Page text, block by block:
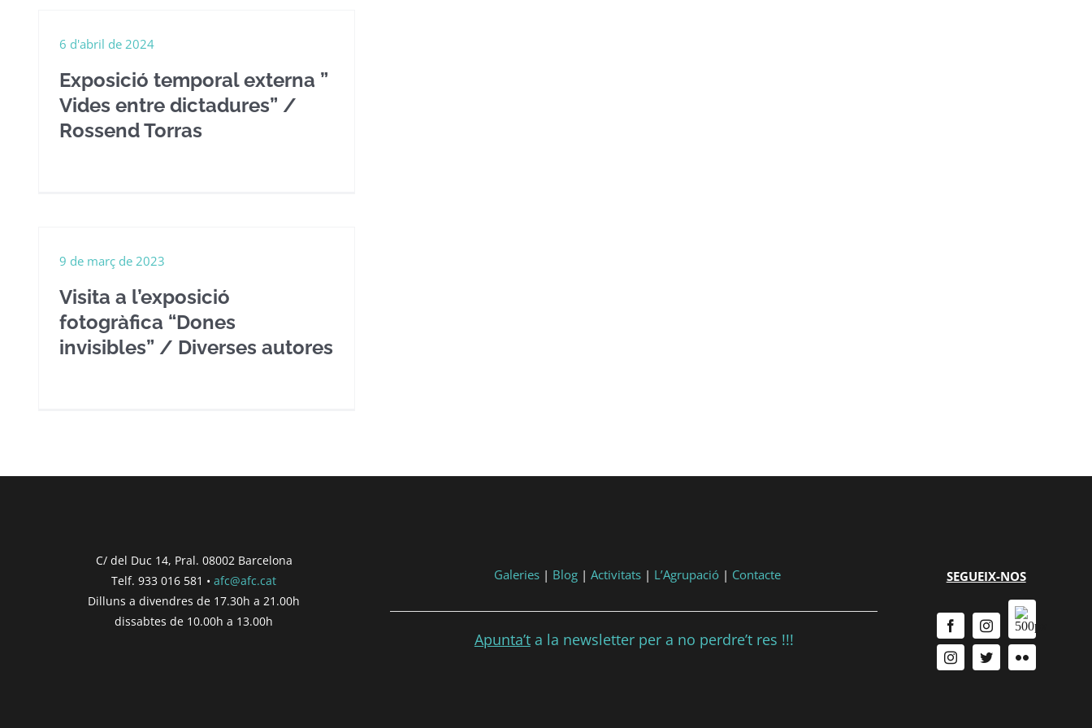
Exposició temporal externa ”
Vides entre dictadures” /
Rossend Torras
6 d'abril de 2024
Visita a l’exposició
fotogràfica “Dones
invisibles” / Diverses autores
9 de març de 2023
C/ del Duc 14, Pral. 08002 Barcelona
Telf. 933 016 581 •afc@afc.cat
Dilluns a divendres de 17.30h a 21.00h
dissabtes de 10.00h a 13.00h
Galeries| Blog| Activitats| L’Agrupació| Contacte
Apunta’ta la newsletter per a no perdre’t res !!!
SEGUEIX-NOS